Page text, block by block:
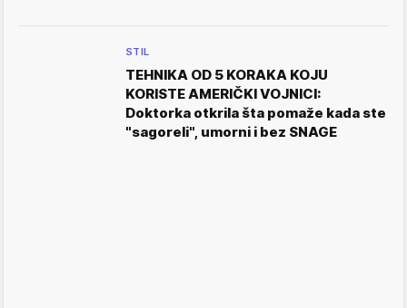
STIL
TEHNIKA OD 5 KORAKA KOJU
KORISTE AMERIČKI VOJNICI:
Doktorka otkrila šta pomaže kada ste
"sagoreli", umorni i bez SNAGE